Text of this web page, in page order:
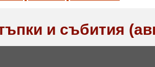
и събития